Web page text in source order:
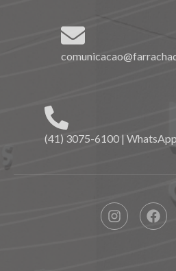
(41) 3075-6100 |